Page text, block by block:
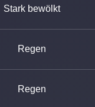
Stark bewölkt
Regen
Regen